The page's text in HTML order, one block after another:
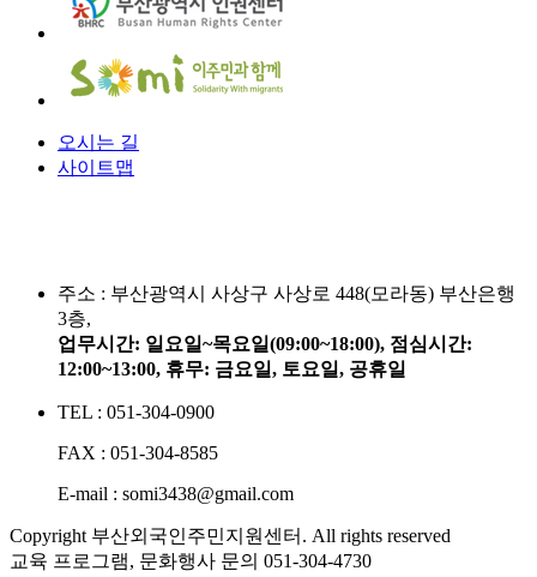
오시는 길
사이트맵
주소 : 부산광역시 사상구 사상로 448(모라동) 부산은행
3층,
업무시간: 일요일~목요일(09:00~18:00), 점심시간:
12:00~13:00, 휴무: 금요일, 토요일, 공휴일
TEL : 051-304-0900
FAX : 051-304-8585
E-mail : somi3438@gmail.com
Copyright 부산외국인주민지원센터. All rights reserved
교육 프로그램, 문화행사 문의 051-304-4730